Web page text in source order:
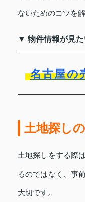
ないためのコツを
▼ 物件情報が見
名古屋の
土地探し
土地探しをする際
るのではなく、事
大切です。